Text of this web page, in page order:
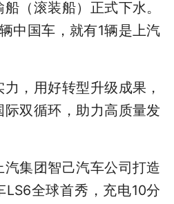
（滚装船）正式下水。
中国车，就有1辆是上汽
，用好转型升级成果，
双循环，助力高质量发
集团智己汽车公司打造
LS6全球首秀，充电10分